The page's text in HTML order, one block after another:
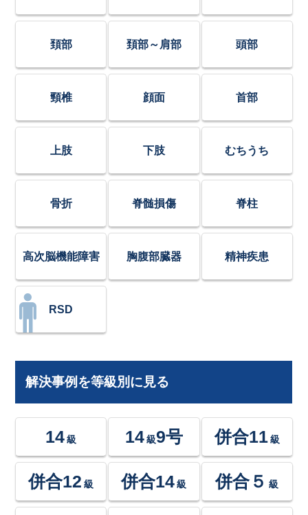
頚部 頚部～肩部 頭部
頸椎 顔面 首部
上肢 下肢 むちうち
骨折 脊髄損傷 脊柱
高次脳機能障害 胸腹部臓器 精神疾患
RSD
解決事例を等級別に見る
14 級 14級9号 併合11 級
併合12 級 併合14 級 併合５ 級